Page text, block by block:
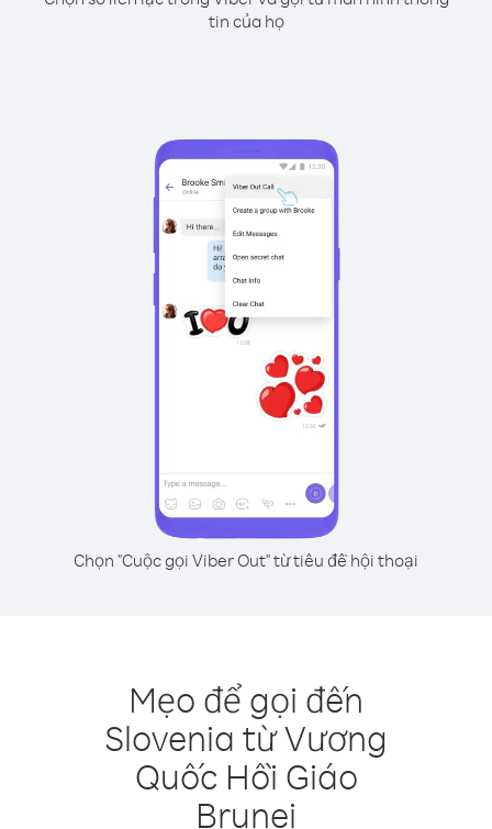
tin của họ
Chọn "Cuộc gọi Viber Out" từ tiêu đề hội thoại
Mẹo để gọi đến
Slovenia từ Vương
Quốc Hồi Giáo
Brunei